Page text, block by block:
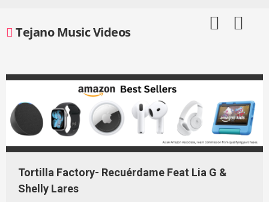
contentTejano Music Videos
Tortilla Factory- Recuérdame Feat Lia G &
Shelly Lares